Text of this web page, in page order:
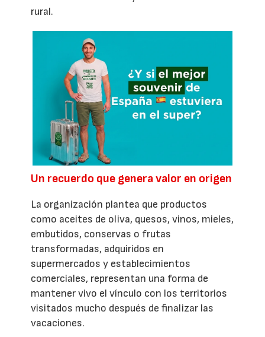
rural.
Un recuerdo que genera valor en origen
La organización plantea que productos
como aceites de oliva, quesos, vinos, mieles,
embutidos, conservas o frutas
transformadas, adquiridos en
supermercados y establecimientos
comerciales, representan una forma de
mantener vivo el vínculo con los territorios
visitados mucho después de finalizar las
vacaciones.